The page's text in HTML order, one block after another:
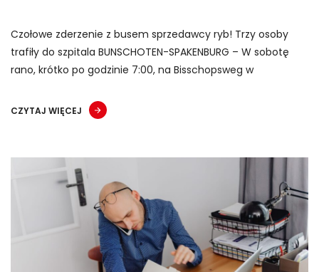
Czołowe zderzenie z busem sprzedawcy ryb! Trzy osoby
trafiły do szpitala BUNSCHOTEN-SPAKENBURG – W sobotę
rano, krótko po godzinie 7:00, na Bisschopsweg w
CZYTAJ WIĘCEJ